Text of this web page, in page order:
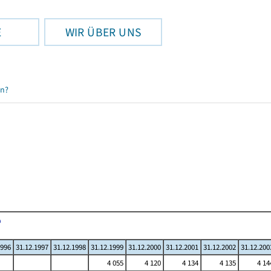
WIR ÜBER UNS
31.12.1997 31.12.1998 31.12.1999 31.12.2000 31.12.2001 31.12.2002
4 055 4 120 4 134 4 135
4